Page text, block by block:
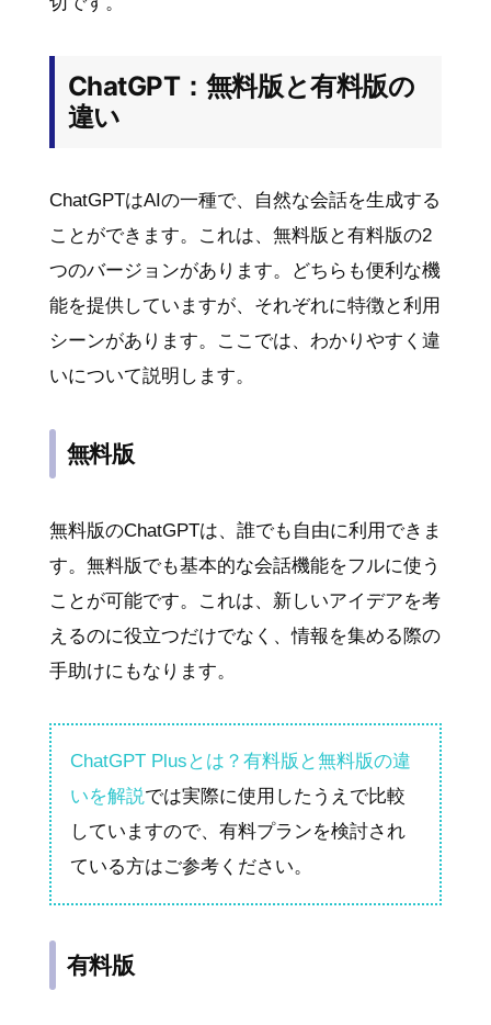
ChatGPT：無料版と有料版の
違い
ChatGPTはAIの一種で、自然な会話を生成する
ことができます。これは、無料版と有料版の2
つのバージョンがあります。どちらも便利な機
能を提供していますが、それぞれに特徴と利用
シーンがあります。ここでは、わかりやすく違
いについて説明します。
無料版
無料版のChatGPTは、誰でも自由に利用できま
す。無料版でも基本的な会話機能をフルに使う
ことが可能です。これは、新しいアイデアを考
えるのに役立つだけでなく、情報を集める際の
手助けにもなります。
ChatGPT Plusとは？有料版と無料版の違
いを解説では実際に使用したうえで比較
していますので、有料プランを検討され
ている方はご参考ください。
有料版